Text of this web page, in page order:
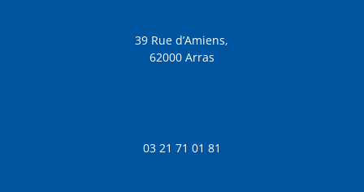
39 Rue d’Amiens,
62000 Arras
03 21 71 01 81